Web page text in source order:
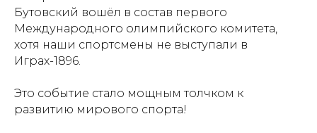
Бутовский вошёл в состав первого
Международного олимпийского комитета,
хотя наши спортсмены не выступали в
Играх-1896.
Это событие стало мощным толчком к
развитию мирового спорта!
Режим работы:
Пн. - Пт. 10.00-17.00
Сб. 10.30-16.00
Документы:
Противодействие коррупции
info@museumsport.ru